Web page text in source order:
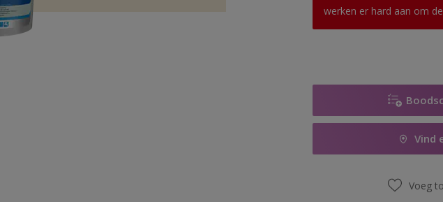
werken er hard aan om
Vind
Voeg